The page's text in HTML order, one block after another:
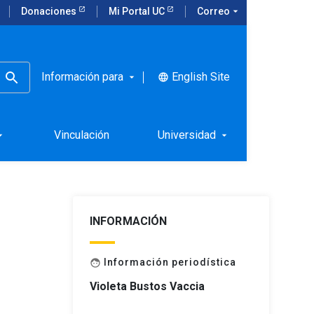
Donaciones Mi Portal UC Correo arrow_drop_down
Información para arrow_drop_down language English Site
Vinculación Universidad arrow_drop_down
INFORMACIÓN
face Información periodística
Violeta Bustos Vaccia